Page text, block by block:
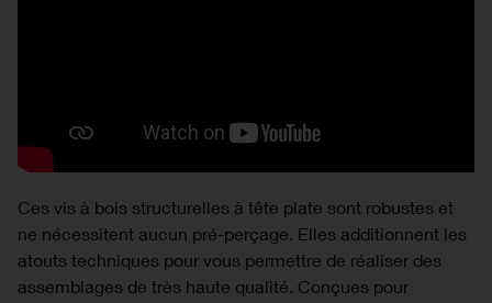
Ces vis à bois structurelles à tête plate sont robustes et
ne nécessitent aucun pré-perçage. Elles additionnent les
atouts techniques pour vous permettre de réaliser des
assemblages de très haute qualité. Conçues pour